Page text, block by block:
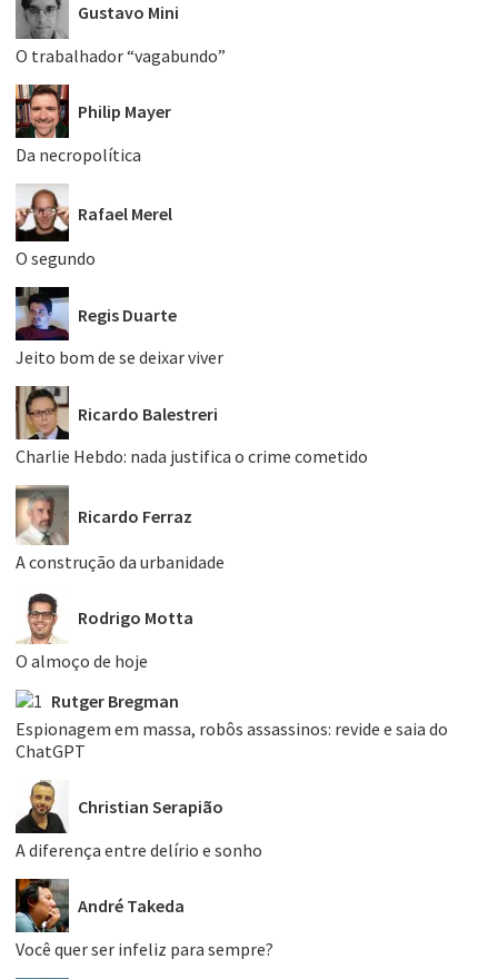
Gustavo Mini
O trabalhador “vagabundo”
Philip Mayer
Da necropolítica
Rafael Merel
O segundo
Regis Duarte
Jeito bom de se deixar viver
Ricardo Balestreri
Charlie Hebdo: nada justifica o crime cometido
Ricardo Ferraz
A construção da urbanidade
Rodrigo Motta
O almoço de hoje
Rutger Bregman
Espionagem em massa, robôs assassinos: revide e saia do
ChatGPT
Christian Serapião
A diferença entre delírio e sonho
André Takeda
Você quer ser infeliz para sempre?